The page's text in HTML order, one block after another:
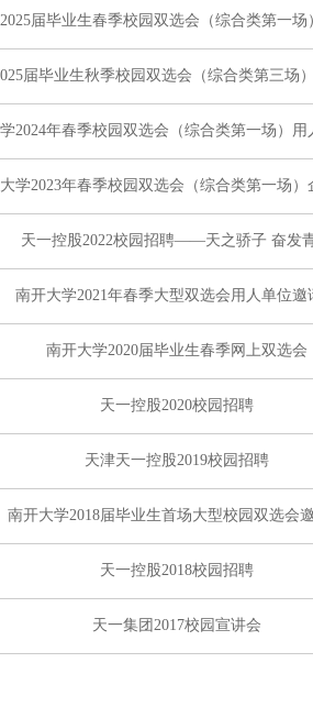
届毕业生春季校园双选会（综合类第一场
届毕业生秋季校园双选会（综合类第三场
2024年春季校园双选会（综合类第一场）用
学2023年春季校园双选会（综合类第一场）
天一控股2022校园招聘——天之骄子 奋发
南开大学2021年春季大型双选会用人单位邀
南开大学2020届毕业生春季网上双选会
天一控股2020校园招聘
天津天一控股2019校园招聘
南开大学2018届毕业生首场大型校园双选会
天一控股2018校园招聘
天一集团2017校园宣讲会